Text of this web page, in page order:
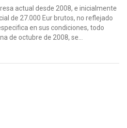
actual desde 2008, e inicialmente
de 27.000 Eur brutos, no reflejado
en sus condiciones, todo
de octubre de 2008, se...